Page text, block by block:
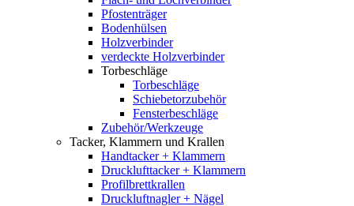
Pfostenträger
Bodenhülsen
Holzverbinder
verdeckte Holzverbinder
Torbeschläge
Torbeschläge
Schiebetorzubehör
Fensterbeschläge
Zubehör/Werkzeuge
Tacker, Klammern und Krallen
Handtacker + Klammern
Drucklufttacker + Klammern
Profilbrettkrallen
Druckluftnagler + Nägel